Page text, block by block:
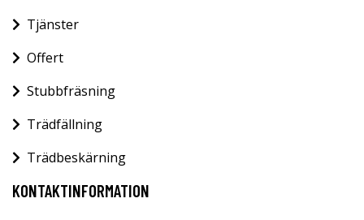
Tjänster
Offert
Stubbfräsning
Trädfällning
Trädbeskärning
KONTAKTINFORMATION